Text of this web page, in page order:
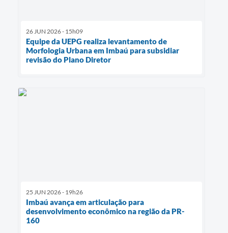
26 JUN 2026 - 15h09
Equipe da UEPG realiza levantamento de
Morfologia Urbana em Imbaú para subsidiar
revisão do Plano Diretor
25 JUN 2026 - 19h26
Imbaú avança em articulação para
desenvolvimento econômico na região da PR-
160